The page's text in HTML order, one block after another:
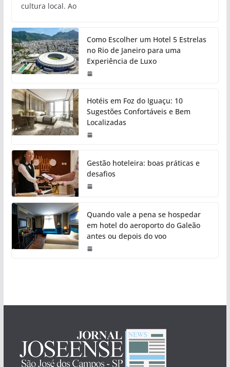
cultura local. Ao
Como Escolher um Hotel 5 Estrelas
no Rio de Janeiro para uma
Experiência de Luxo
Hotéis em Foz do Iguaçu: 10
Sugestões Confortáveis e Bem
Localizadas
Gestão hoteleira: boas práticas e
desafios
Quando vale a pena se hospedar
em hotel do aeroporto do Galeão
antes ou depois do voo